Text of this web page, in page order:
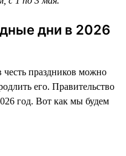
дни в 2026
праздников можно
его. Правительство
год. Вот как мы будем